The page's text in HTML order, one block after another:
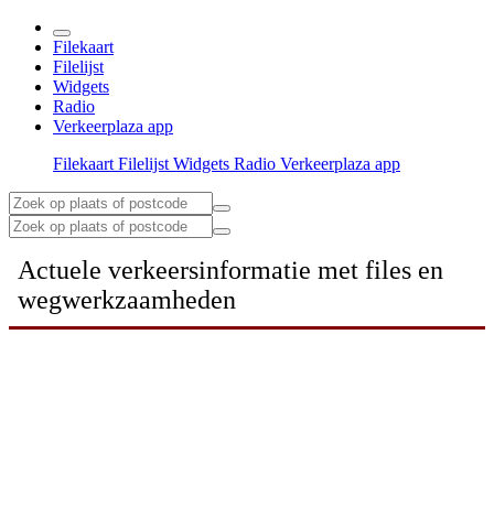
Filekaart
Filelijst
Widgets
Radio
Verkeerplaza app
Filekaart Filelijst Widgets Radio Verkeerplaza app
Actuele verkeersinformatie met files en
wegwerkzaamheden